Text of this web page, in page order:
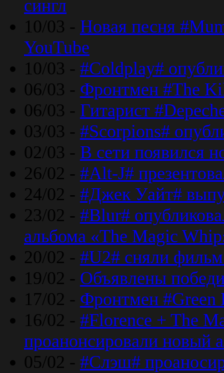
сингл
10/03 - Новая песня
YouTube
10/03 - #Coldplay#
06/03 - Фронтмен #The
06/03 - Гитарист
03/03 - #Scorpions#
02/03 - В сети появился
26/02 - #Alt-J#
24/02 - #Джек Уайт#
23/02 - #Blur#
альбома «The Magic
20/02 - #U2# сняли
19/02 - Объявлены
17/02 - Фронтмен #Green
16/02 - #Florence + The
проанонсировали новый
05/02 - #Слэш#